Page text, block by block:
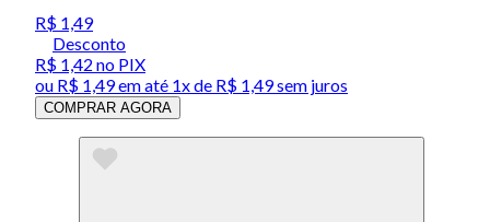
R$ 1,49
Desconto
R$ 1,42 no PIX
ou R$ 1,49em até 1x de R$ 1,49sem juros
COMPRAR AGORA